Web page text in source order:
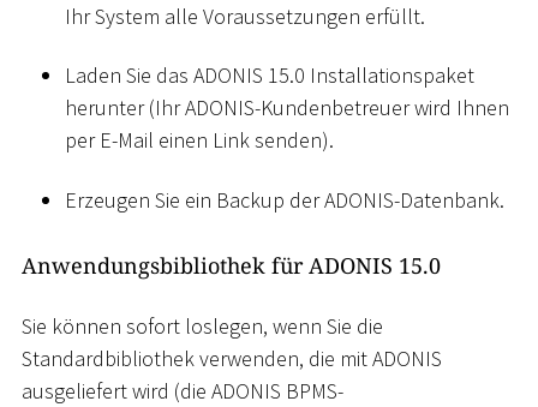
Ihr System alle Voraussetzungen erfüllt.
Laden Sie das ADONIS 15.0 Installationspaket
herunter (Ihr ADONIS-Kundenbetreuer wird Ihnen
per E-Mail einen Link senden).
Erzeugen Sie ein Backup der ADONIS-Datenbank.
Anwendungsbibliothek für ADONIS 15.0
Sie können sofort loslegen, wenn Sie die
Standardbibliothek verwenden, die mit ADONIS
ausgeliefert wird (die ADONIS BPMS-